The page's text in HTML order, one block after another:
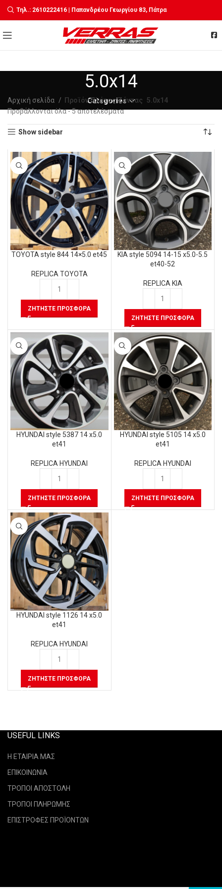
Τηλ.: 2610222416 | Παπανδρέου Γεωργίου 83, Πάτρα
5.0x14
Categories
Αρχική σελίδα Προϊόν Πλάτος Ζάντας 5.0x14
Προβάλλονται όλα - 5 αποτελέσματαSorted
Show sidebar
TOYOTA style 844 14×5.0 et45
REPLICA TOYOTA
ΖΗΤΉΣΤΕ ΠΡΟΣΦΟΡΆ
KIA style 5094 14-15 x5.0-5.5
et40-52
REPLICA KIA
ΖΗΤΉΣΤΕ ΠΡΟΣΦΟΡΆ
HYUNDAI style 5387 14 x5.0
et41
REPLICA HYUNDAI
ΖΗΤΉΣΤΕ ΠΡΟΣΦΟΡΆ
HYUNDAI style 5105 14 x5.0
et41
REPLICA HYUNDAI
ΖΗΤΉΣΤΕ ΠΡΟΣΦΟΡΆ
HYUNDAI style 1126 14 x5.0
et41
REPLICA HYUNDAI
ΖΗΤΉΣΤΕ ΠΡΟΣΦΟΡΆ
USEFUL LINKS
Η ΕΤΑΙΡΙΑ ΜΑΣ
ΕΠΙΚΟΙΝΩΝΙΑ
ΤΡΟΠΟΙ ΑΠΟΣΤΟΛΗ
ΤΡΟΠΟΙ ΠΛΗΡΩΜΗΣ
ΕΠΙΣΤΡΟΦΕΣ ΠΡΟΪΟΝΤΩΝ